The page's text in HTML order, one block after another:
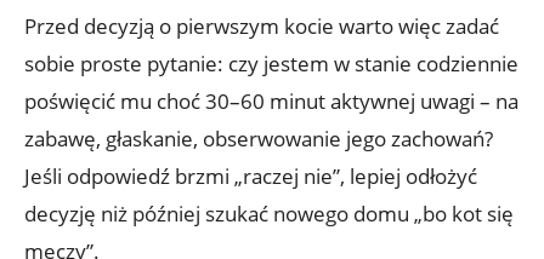
Przed decyzją o pierwszym kocie warto więc zadać
sobie proste pytanie: czy jestem w stanie codziennie
poświęcić mu choć 30–60 minut aktywnej uwagi – na
zabawę, głaskanie, obserwowanie jego zachowań?
Jeśli odpowiedź brzmi „raczej nie”, lepiej odłożyć
decyzję niż później szukać nowego domu „bo kot się
męczy”.